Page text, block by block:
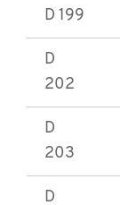
D 199
D
202
D
203
D